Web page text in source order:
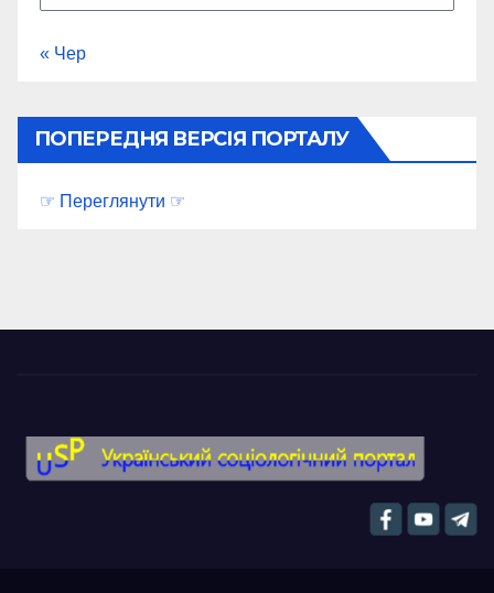
« Чер
ПОПЕРЕДНЯ ВЕРСІЯ ПОРТАЛУ
☞ Переглянути ☞